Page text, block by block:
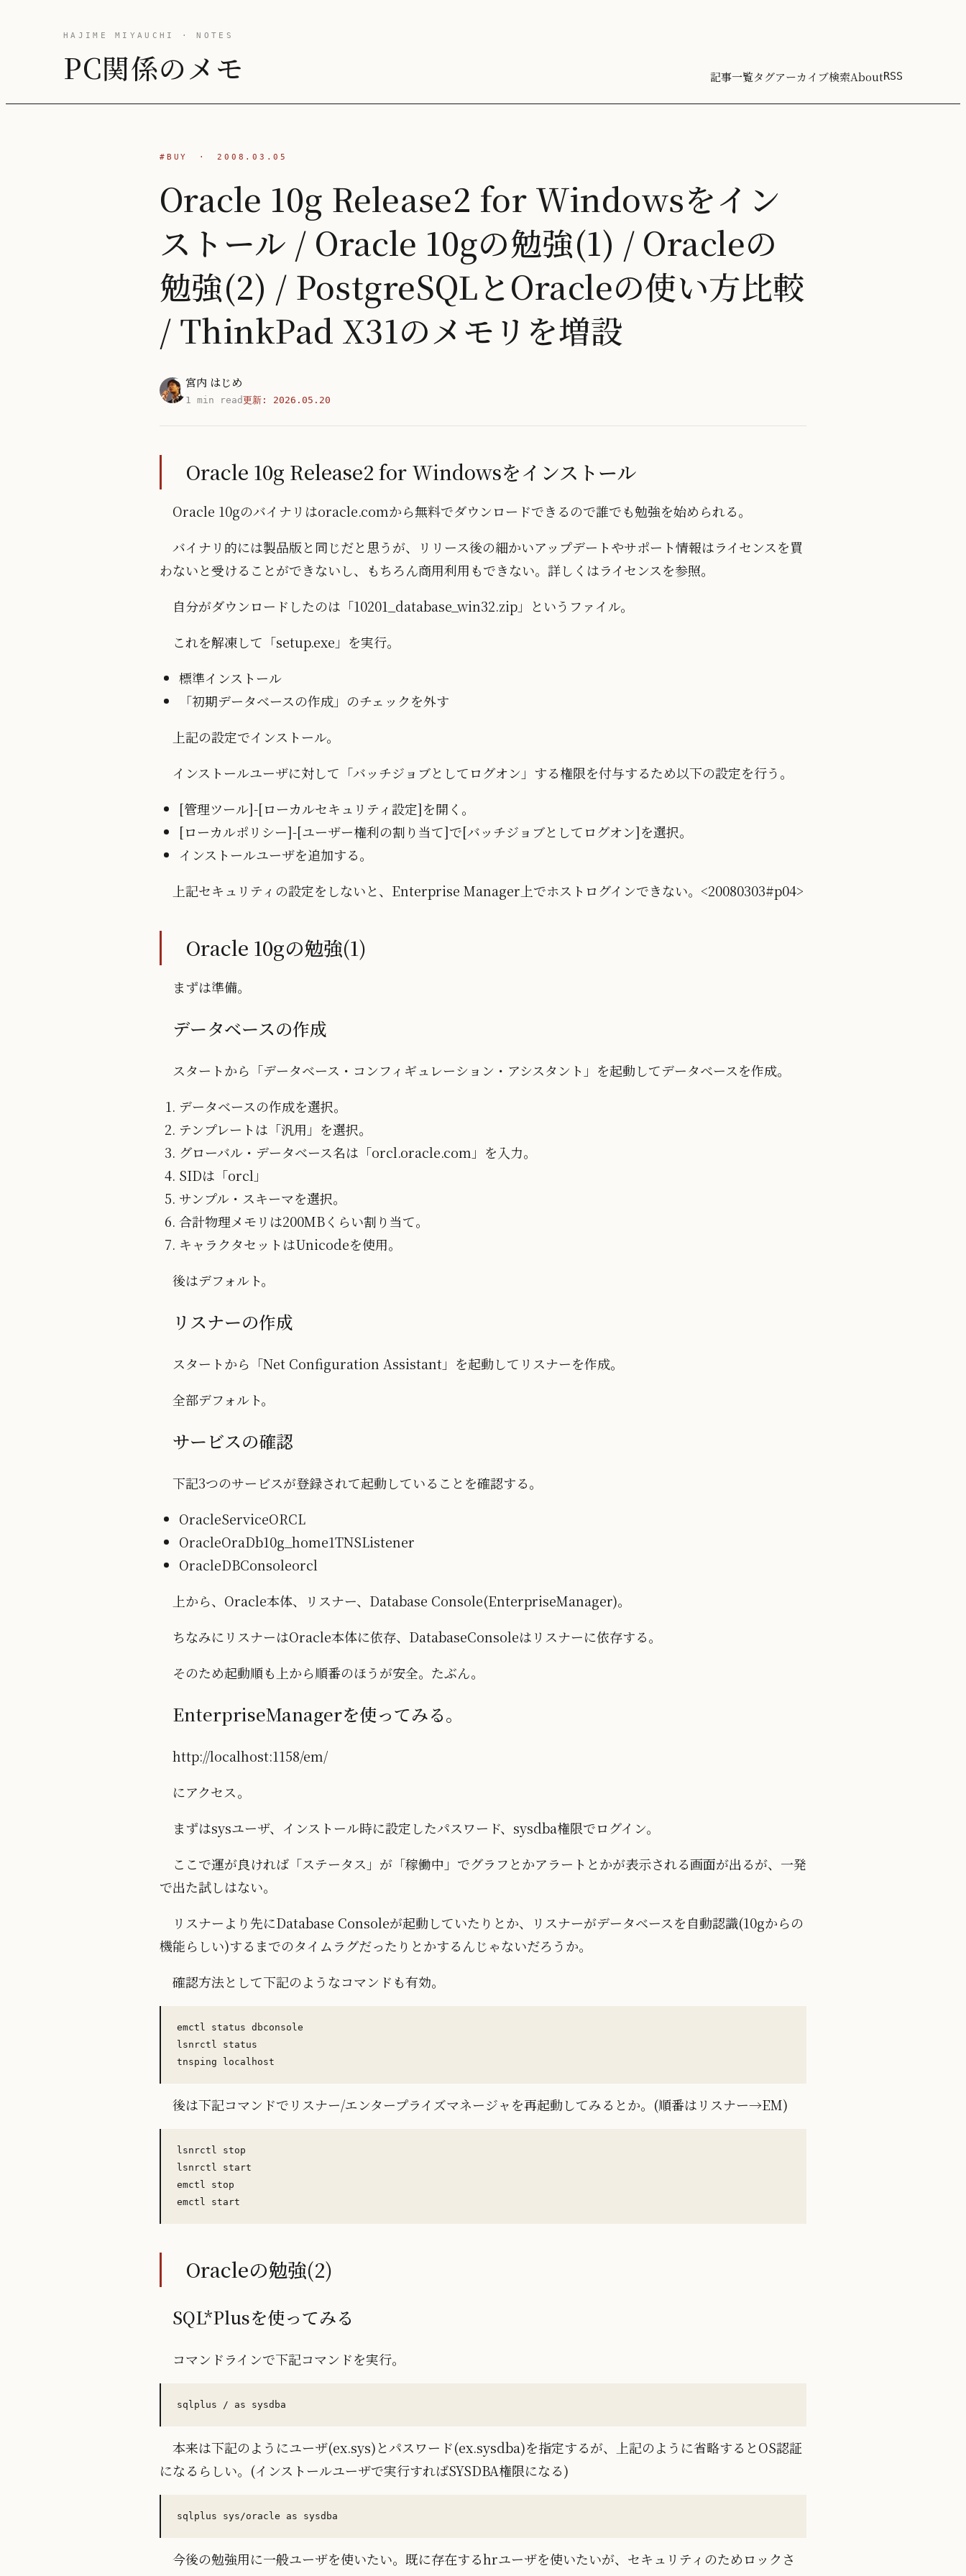
HAJIME MIYAUCHI · NOTES
PC関係のメモ 記事一覧タグアーカイブ検索AboutRSS
#BUY · 2008.03.05
Oracle 10g Release2 for Windowsをイン
ストール / Oracle 10gの勉強(1) / Oracleの
勉強(2) / PostgreSQLとOracleの使い方比較
/ ThinkPad X31のメモリを増設
宮内 はじめ
1 min read更新: 2026.05.20
Oracle 10g Release2 for Windowsをインストール
Oracle 10gのバイナリはoracle.comから無料でダウンロードできるので誰でも勉強を始められる。
バイナリ的には製品版と同じだと思うが、リリース後の細かいアップデートやサポート情報はライセンスを買
わないと受けることができないし、もちろん商用利用もできない。詳しくはライセンスを参照。
自分がダウンロードしたのは「10201_database_win32.zip」というファイル。
これを解凍して「setup.exe」を実行。
標準インストール
「初期データベースの作成」のチェックを外す
上記の設定でインストール。
インストールユーザに対して「バッチジョブとしてログオン」する権限を付与するため以下の設定を行う。
[管理ツール]-[ローカルセキュリティ設定]を開く。
[ローカルポリシー]-[ユーザー権利の割り当て]で[バッチジョブとしてログオン]を選択。
インストールユーザを追加する。
上記セキュリティの設定をしないと、Enterprise Manager上でホストログインできない。<20080303#p04>
Oracle 10gの勉強(1)
まずは準備。
データベースの作成
スタートから「データベース・コンフィギュレーション・アシスタント」を起動してデータベースを作成。
データベースの作成を選択。
テンプレートは「汎用」を選択。
グローバル・データベース名は「orcl.oracle.com」を入力。
SIDは「orcl」
サンプル・スキーマを選択。
合計物理メモリは200MBくらい割り当て。
キャラクタセットはUnicodeを使用。
後はデフォルト。
リスナーの作成
スタートから「Net Configuration Assistant」を起動してリスナーを作成。
全部デフォルト。
サービスの確認
下記3つのサービスが登録されて起動していることを確認する。
OracleServiceORCL
OracleOraDb10g_home1TNSListener
OracleDBConsoleorcl
上から、Oracle本体、リスナー、Database Console(EnterpriseManager)。
ちなみにリスナーはOracle本体に依存、DatabaseConsoleはリスナーに依存する。
そのため起動順も上から順番のほうが安全。たぶん。
EnterpriseManagerを使ってみる。
http://localhost:1158/em/
にアクセス。
まずはsysユーザ、インストール時に設定したパスワード、sysdba権限でログイン。
ここで運が良ければ「ステータス」が「稼働中」でグラフとかアラートとかが表示される画面が出るが、一発
で出た試しはない。
リスナーより先にDatabase Consoleが起動していたりとか、リスナーがデータベースを自動認識(10gからの
機能らしい)するまでのタイムラグだったりとかするんじゃないだろうか。
確認方法として下記のようなコマンドも有効。
emctl status dbconsole
lsnrctl status
後は下記コマンドでリスナー/エンタープライズマネージャを再起動してみるとか。(順番はリスナー→EM)
lsnrctl stop
lsnrctl start
emctl stop
Oracleの勉強(2)
SQL*Plusを使ってみる
コマンドラインで下記コマンドを実行。
本来は下記のようにユーザ(ex.sys)とパスワード(ex.sysdba)を指定するが、上記のように省略するとOS認証
になるらしい。(インストールユーザで実行すればSYSDBA権限になる)
今後の勉強用に一般ユーザを使いたい。既に存在するhrユーザを使いたいが、セキュリティのためロックさ